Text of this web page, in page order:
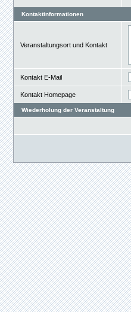
Kontaktinformationen
Veranstaltungsort und Kontakt
Kontakt E-Mail
Kontakt Homepage
Wiederholung der Veranstaltung